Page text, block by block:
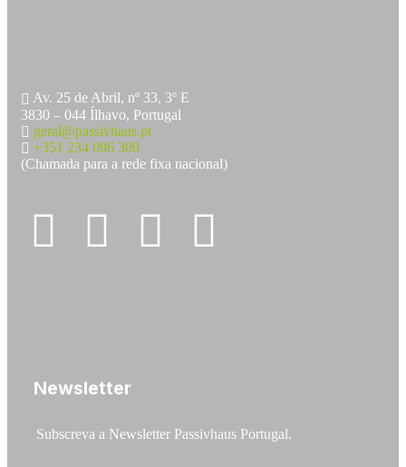
Av. 25 de Abril, nº 33, 3º E
3830 – 044 Ílhavo, Portugal
geral@passivhaus.pt
+351 234 096 309
(Chamada para a rede fixa nacional)
Newsletter
Subscreva a Newsletter Passivhaus Portugal.